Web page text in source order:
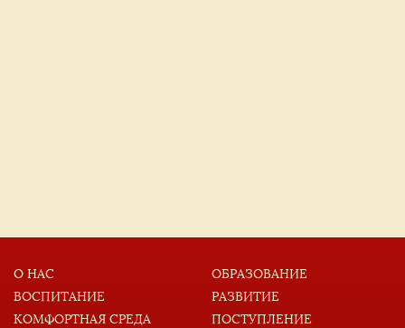
О НАС
ОБРАЗОВАНИЕ
ВОСПИТАНИЕ
РАЗВИТИЕ
КОМФОРТНАЯ СРЕДА
ПОСТУПЛЕНИЕ